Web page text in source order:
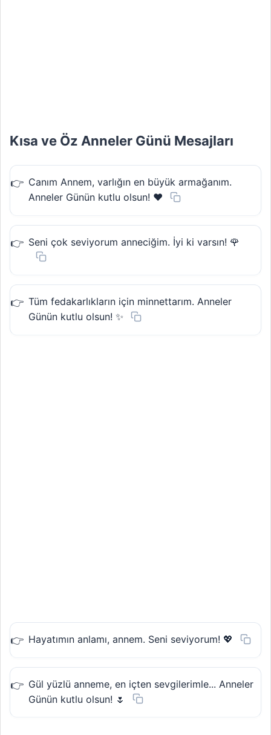
Kısa ve Öz Anneler Günü Mesajları
Canım Annem, varlığın en büyük armağanım.
Anneler Günün kutlu olsun! ❤️
Seni çok seviyorum anneciğim. İyi ki varsın! 🌹
Tüm fedakarlıkların için minnettarım. Anneler
Günün kutlu olsun! ✨
Hayatımın anlamı, annem. Seni seviyorum! 💖
Gül yüzlü anneme, en içten sevgilerimle... Anneler
Günün kutlu olsun! 🌷